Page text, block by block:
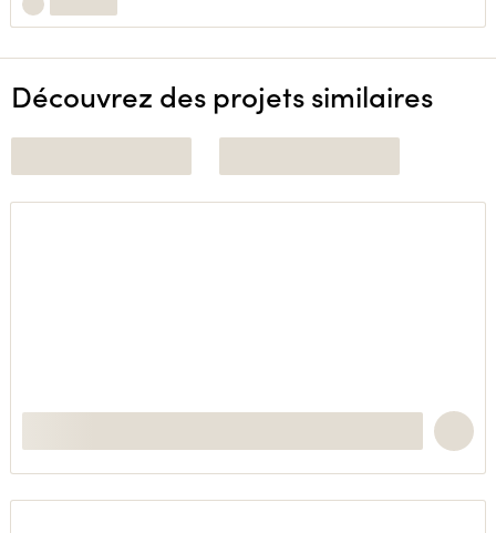
Découvrez des projets similaires